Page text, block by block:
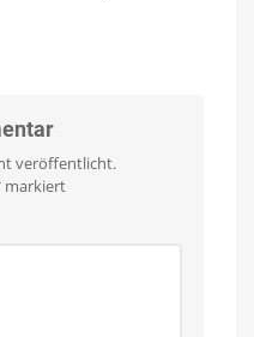
veröffentlicht.
markiert